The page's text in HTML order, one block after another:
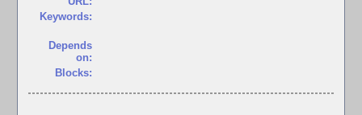
Keywords:
Depends
on:
Blocks: